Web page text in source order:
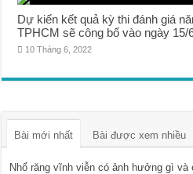
Dự kiến kết quả kỳ thi đánh giá
TPHCM sẽ công bố vào ngày 15/
10 Tháng 6, 2022
Bài mới nhất Bài được xem nhiều
Nhổ răng vĩnh viễn có ảnh hưởng gì